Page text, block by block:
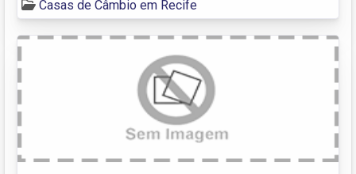
Casas de Câmbio em Recife